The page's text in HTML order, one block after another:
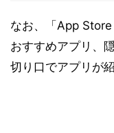
なお、「App
おすすめアプリ、
切り口でアプリが